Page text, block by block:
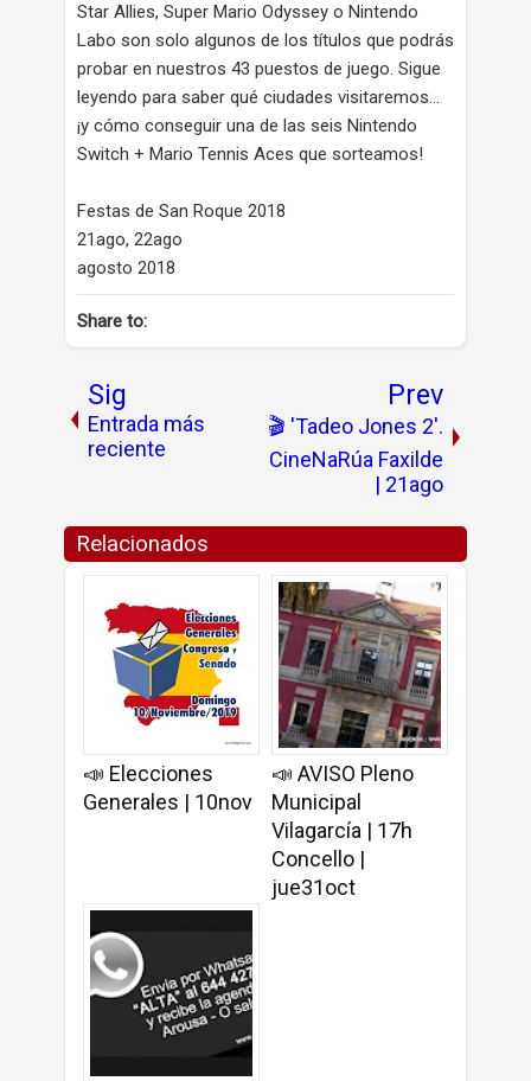
Star Allies, Super Mario Odyssey o Nintendo
Labo son solo algunos de los títulos que podrás
probar en nuestros 43 puestos de juego. Sigue
leyendo para saber qué ciudades visitaremos...
¡y cómo conseguir una de las seis Nintendo
Switch + Mario Tennis Aces que sorteamos!
Festas de San Roque 2018
21ago, 22ago
agosto 2018
Share to:
Sig
Entrada más
reciente
Prev
🎬 'Tadeo Jones 2'.
CineNaRúa Faxilde
| 21ago
Relacionados
📣 Elecciones
Generales | 10nov
📣 AVISO Pleno
Municipal
Vilagarcía | 17h
Concello |
jue31oct